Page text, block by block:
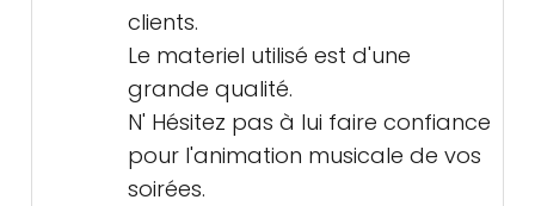
clients.
Le materiel utilisé est d'une
grande qualité.
N' Hésitez pas à lui faire confiance
pour l'animation musicale de vos
soirées.